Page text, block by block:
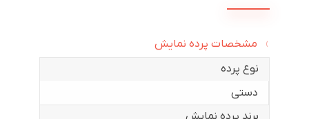
مشخصات پرده نمایش
نوع پرده
دستی
برند پرده نمایش